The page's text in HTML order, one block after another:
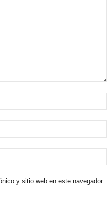
y sitio web en este navegador